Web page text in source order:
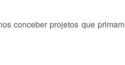
conceber projetos que primam